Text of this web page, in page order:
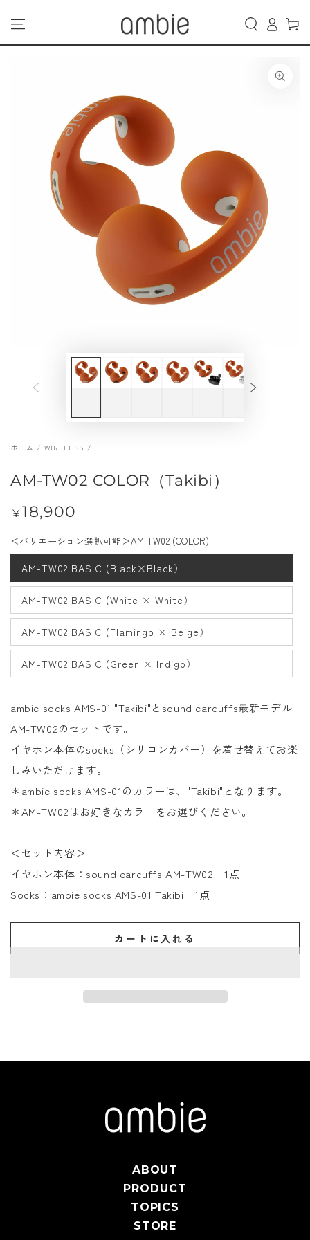
プする
イ
ー
ト
モ
で
1
ア
ホーム / WIRELESS /
AM-TW02 COLOR（Takibi）
定
¥ 18,900
＜バリエーション選択可能＞AM-TW02 (COLOR)
AM-TW02 BASIC (Black×Black）
AM-TW02 BASIC (White × White）
AM-TW02 BASIC (Flamingo × Beige）
AM-TW02 BASIC (Green × Indigo）
ambie socks AMS-01 "Takibi"とsound earcuffs最新モデル
AM-TW02のセットです。
イヤホン本体のsocks（シリコンカバー）を着せ替えてお楽
しみいただけます。
＊ ambie socks AMS-01のカラーは、 "Takibi"となります。
＊AM-TW02はお好きなカラーをお選びください。
＜セット内容＞
イヤホン本体： sound earcuffs AM-TW02 1点
Socks ： ambie socks AMS-01 Takibi 1 点
カートに入れる
ABOUT
PRODUCT
TOPICS
STORE